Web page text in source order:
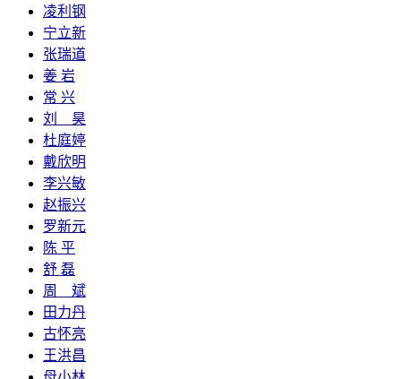
凌利钢
宁立新
张瑞道
姜 岩
常 兴
刘 昊
杜庭婷
戴欣明
李兴敏
赵振兴
罗新元
陈 平
舒 磊
周 斌
田力丹
古怀亮
王洪昌